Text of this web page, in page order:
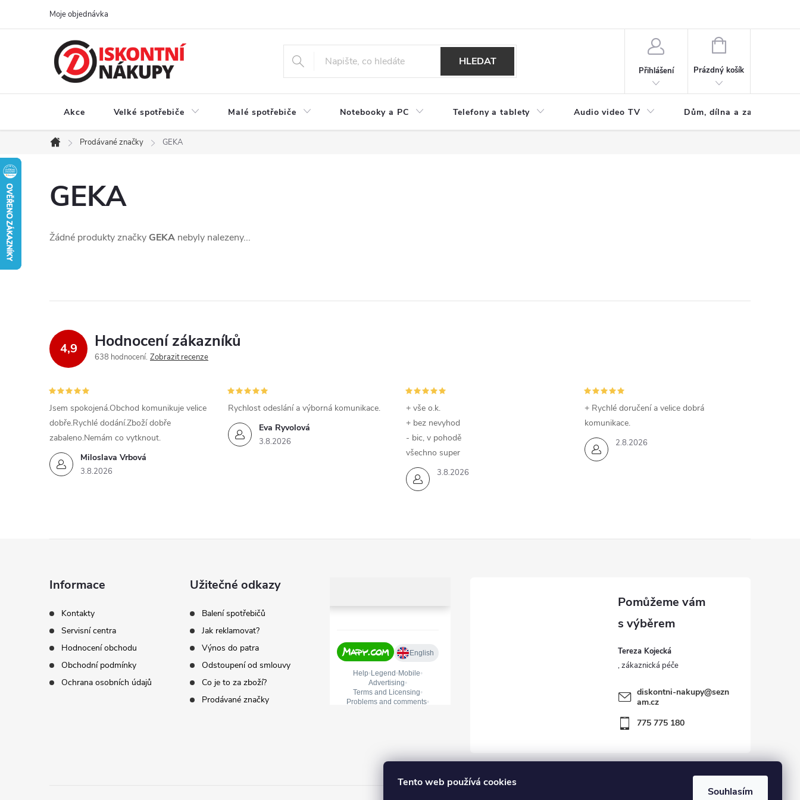
Tento web používá cookies
Souhlasím
Moje objednávka
HLEDAT
Přihlášení
NÁKUPNÍ
Prázdný košík
Akce Velké spotřebiče Malé spotřebiče Notebooky a PC Telefony a tablety Audio video TV Dům, dílna a zahrada
Domů
Prodávané značky GEKA
GEKA
Žádné produkty značky GEKA nebyly nalezeny...
4,9 Hodnocení zákazníků
638 hodnocení Zobrazit recenze
Miloslava Vrbová
3.8.2026
Jsem spokojená.Obchod komunikuje velice
dobře.Rychlé dodání.Zboží dobře
zabaleno.Nemám co vytknout.
Eva Ryvolová
3.8.2026
Rychlost odeslání a výborná komunikace.
3.8.2026
+ vše o.k.
+ bez nevyhod
- bic, v pohodě
všechno super
2.8.2026
+ Rychlé doručení a velice dobrá
komunikace.
Informace
Kontakty
Servisní centra
Hodnocení obchodu
Obchodní podmínky
Ochrana osobních údajů
Užitečné odkazy
Balení spotřebičů
Jak reklamovat?
Výnos do patra
Odstoupení od smlouvy
Co je to za zboží?
Prodávané značky
Tereza Kojecká
diskontni-nakupy@sezn
am.cz
775 775 180